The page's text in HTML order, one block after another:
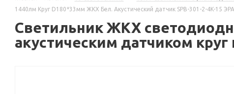
1440лм Круг D180*33мм ЖКХ Бел. Акустический датчик SPB-301-2-4K-15
Светильник ЖКХ
акустическим датчиком